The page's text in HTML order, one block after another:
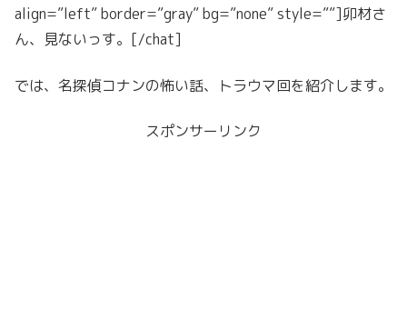
align=”left” border=”gray” bg=”none” style=””]卯材さ
ん、見ないっす。[/chat]
では、名探偵コナンの怖い話、トラウマ回を紹介します。
スポンサーリンク